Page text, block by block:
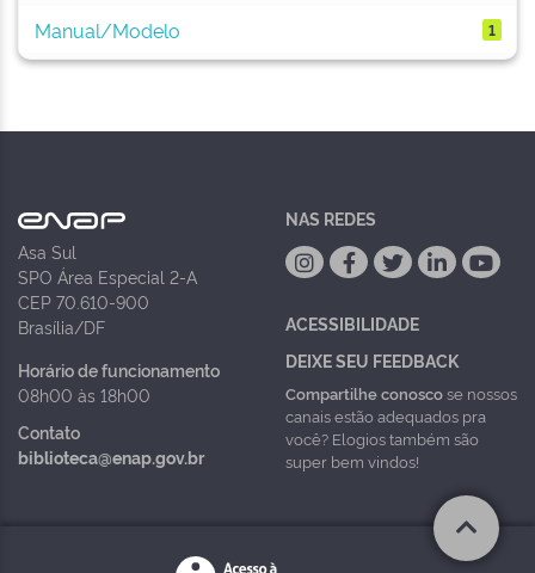
Manual/Modelo
1
Asa Sul
SPO Área Especial 2-A
CEP 70.610-900
Brasília/DF
Horário de funcionamento
08h00 às 18h00
Contato
biblioteca@enap.gov.br
NAS REDES
ACESSIBILIDADE
DEIXE SEU FEEDBACK
Compartilhe conoscose nossos
canais estão adequados pra
você? Elogios também são
super bem vindos!